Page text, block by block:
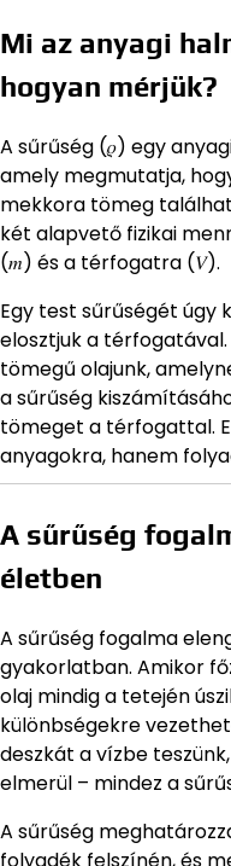
Mi az anyagi
hogyan mérjük?
A sűrűség (𝜌) egy
amely megmutatja,
mekkora tömeg
két alapvető fizikai
(𝑚) és a térfogatra (𝑉).
Egy test sűrűségét úgy
elosztjuk a térfogatával.
tömegű olajunk,
a sűrűség
tömeget a térfogattal.
anyagokra, hanem
A sűrűség
életben
A sűrűség fogalma
gyakorlatban. Amikor
olaj mindig a tetején
különbségekre
deszkát a vízbe
elmerül – mindez a
A sűrűség